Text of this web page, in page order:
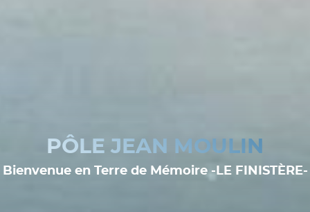
PÔLE JEAN MOULIN
Bienvenue en Terre de Mémoire -LE FINISTÈRE-